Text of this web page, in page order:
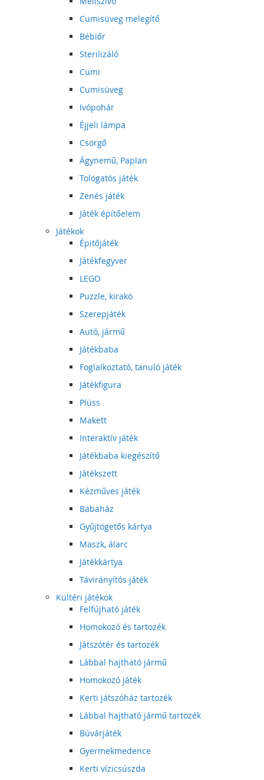
Cumisüveg melegítő
Bébiőr
Sterilizáló
Cumi
Cumisüveg
Ivópohár
Éjjeli lámpa
Csörgő
Ágynemű, Paplan
Tologatós játék
Zenés játék
Játék építőelem
Játékok
Épitőjáték
Játékfegyver
LEGO
Puzzle, kirakó
Szerepjáték
Autó, jármű
Játékbaba
Foglalkoztató, tanuló játék
Játékfigura
Plüss
Makett
Interaktív játék
Játékbaba kiegészítő
Játékszett
Kézműves játék
Babaház
Gyűjtögetős kártya
Maszk, álarc
Játékkártya
Távirányítós játék
Kültéri játékok
Felfújható játék
Homokozó és tartozék
Játszótér és tartozék
Lábbal hajtható jármű
Homokozó játék
Kerti játszóház tartozék
Lábbal hajtható jármű tartozék
Búvárjáték
Gyermekmedence
Kerti vízicsúszda